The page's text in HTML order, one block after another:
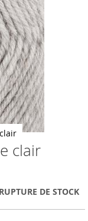
clair
DE STOCK